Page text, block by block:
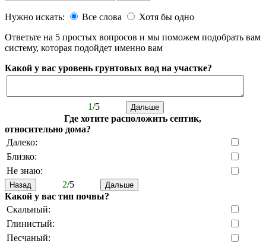
Нужно искать: Все слова
Хотя бы одно
Ответьте на 5 простых вопросов и мы поможем подобрать вам
систему, которая подойдет именно вам
Какой у вас уровень грунтовых вод на участке?
1/5
Где хотите расположить септик,
относительно дома?
Далеко:
Близко:
Не знаю:
2/5
Какой у вас тип почвы?
Скальный:
Глинистый:
Песчаный: